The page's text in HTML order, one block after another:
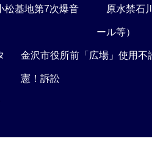
松基地第7次爆音 原水禁石
ール等）
金沢市役所前「広場」使用不
憲！訴訟